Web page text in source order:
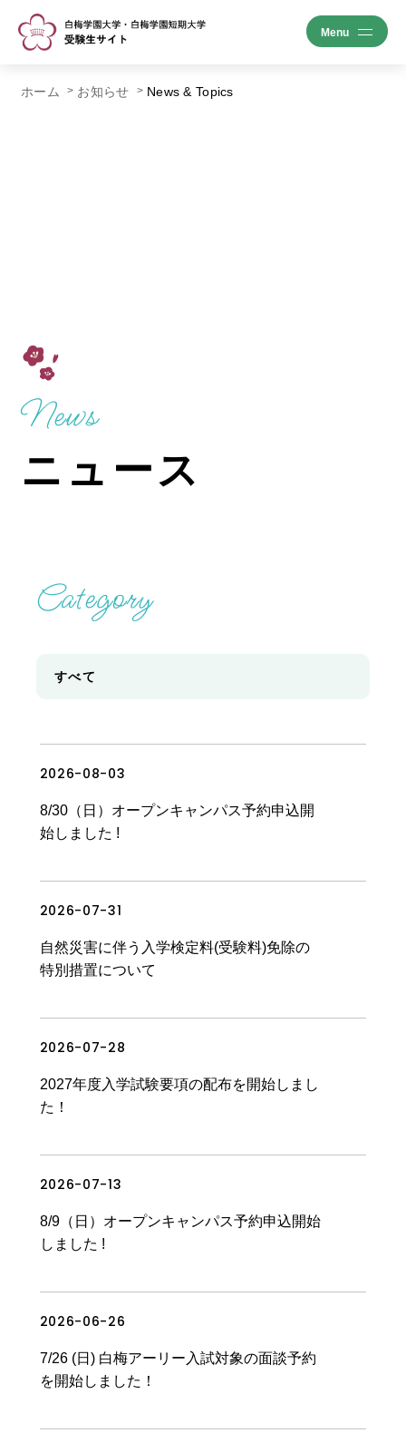
ホーム お知らせ News & Topics
News
ニュース
Category
すべて
2026-08-03
8/30（日）オープンキャンパス予約申込開
始しました !
2026-07-31
自然災害に伴う入学検定料(受験料)免除の
特別措置について
2026-07-28
2027年度入学試験要項の配布を開始しまし
た！
2026-07-13
8/9（日）オープンキャンパス予約申込開始
しました !
2026-06-26
7/26 (日) 白梅アーリー入試対象の面談予約
を開始しました！